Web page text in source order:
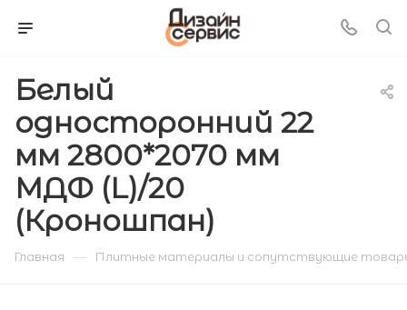
Белый
односторонний 22
мм 2800*2070 мм
МДФ (L)/20
(Кроношпан)
Главная — Плитные материалы и сопутствующие